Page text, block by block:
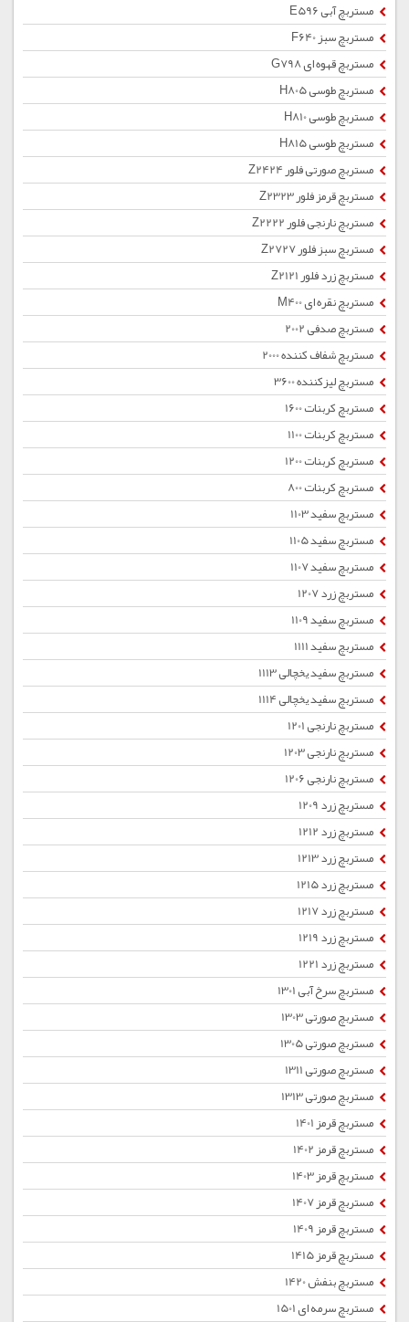
مستربچ آبی E596
مستربچ سبز F640
مستربچ قهوه ای G798
مستربچ طوسی H805
مستربچ طوسی H810
مستربچ طوسی H815
مستربچ صورتی فلور Z2424
مستربچ قرمز فلور Z2323
مستربچ نارنجی فلور Z2222
مستربچ سبز فلور Z2727
مستربچ زرد فلور Z2121
مستربچ نقره ای M400
مستربچ صدفی 2002
مستربچ شفاف کننده 2000
مستربچ لیزکننده 3600
مستربچ کربنات 1600
مستربچ کربنات 1100
مستربچ کربنات 1200
مستربچ کربنات 800
مستربچ سفید 1103
مستربچ سفید 1105
مستربچ سفید 1107
مستربچ زرد 1207
مستربچ سفید 1109
مستربچ سفید 1111
مستربچ سفید یخچالی 1113
مستربچ سفید یخچالی 1114
مستربچ نارنجی 1201
مستربچ نارنجی 1203
مستربچ نارنجی 1206
مستربچ زرد 1209
مستربچ زرد 1212
مستربچ زرد 1213
مستربچ زرد 1215
مستربچ زرد 1217
مستربچ زرد 1219
مستربچ زرد 1221
مستربچ سرخ آبی 1301
مستربچ صورتی 1303
مستربچ صورتی 1305
مستربچ صورتی 1311
مستربچ صورتی 1313
مستربچ قرمز 1401
مستربچ قرمز 1402
مستربچ قرمز 1403
مستربچ قرمز 1407
مستربچ قرمز 1409
مستربچ قرمز 1415
مستربچ بنفش 1420
مستربچ سرمه ای 1501